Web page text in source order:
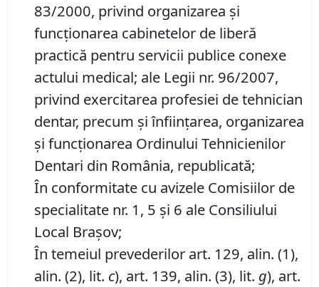
83/2000, privind organizarea şi
funcţionarea cabinetelor de liberă
practică pentru servicii publice conexe
actului medical; ale Legii nr. 96/2007,
privind exercitarea profesiei de tehnician
dentar, precum şi înfiinţarea, organizarea
şi funcţionarea Ordinului Tehnicienilor
Dentari din România, republicată;
În conformitate cu avizele Comisiilor de
specialitate nr. 1, 5 și 6 ale Consiliului
Local Brașov;
În temeiul prevederilor art. 129, alin. (1),
alin. (2), lit. c), art. 139, alin. (3), lit. g), art.